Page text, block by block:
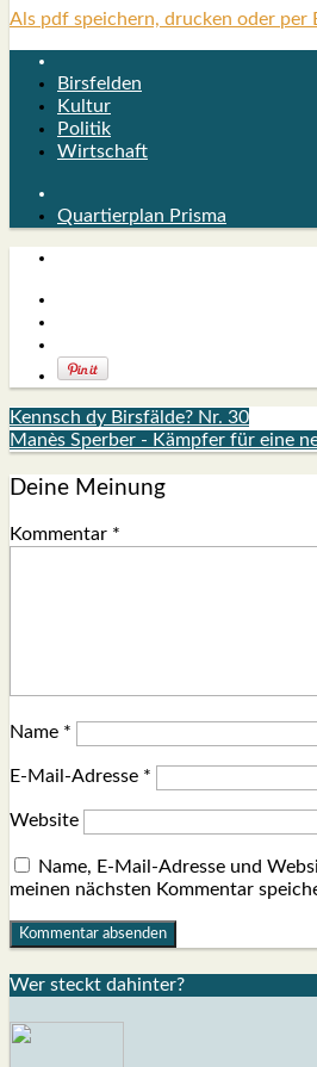
Als pdf speichern, drucken oder per
Birsfelden
Kultur
Politik
Wirtschaft
Quartierplan Prisma
Kennsch dy Birsfälde? Nr. 30
Manès Sperber - Kämpfer für eine
Deine Meinung
Kommentar *
Name *
E-Mail-Adresse *
Website
Name, E-Mail-Adresse und
meinen nächsten Kommentar
Wer steckt dahin­ter?